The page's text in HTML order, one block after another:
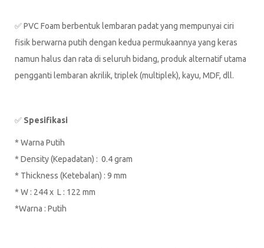
✅ PVC Foam berbentuk lembaran padat yang mempunyai ciri
fisik berwarna putih dengan kedua permukaannya yang keras
namun halus dan rata di seluruh bidang, produk alternatif utama
pengganti lembaran akrilik, triplek (multiplek), kayu, MDF, dll.
✅ Spesifikasi
* Warna Putih
* Density (Kepadatan) : 0.4 gram
* Thickness (Ketebalan) : 9 mm
* W : 244 x L : 122 mm
*Warna : Putih